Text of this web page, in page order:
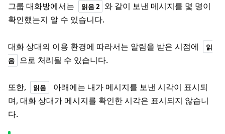
그룹 대화방에서는
읽음 2 와 같이 보낸 메시지를 몇 명이
확인했는지 알 수 있습니다.
대화 상대의 이용 환경에 따라서는 알림을 받은 시점에
읽
음
으로 처리될 수 있습니다.
또한, 읽음
아래에는 내가 메시지를 보낸 시각이 표시되
며, 대화 상대가 메시지를 확인한 시각은 표시되지 않습니
다.